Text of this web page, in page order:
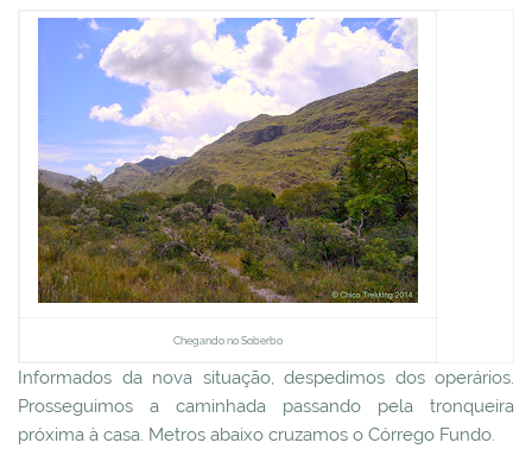
Chegando no Soberbo
Informados da nova situação, despedimos dos operários.
Prosseguimos a caminhada passando pela tronqueira
próxima à casa. Metros abaixo cruzamos o Córrego Fundo.